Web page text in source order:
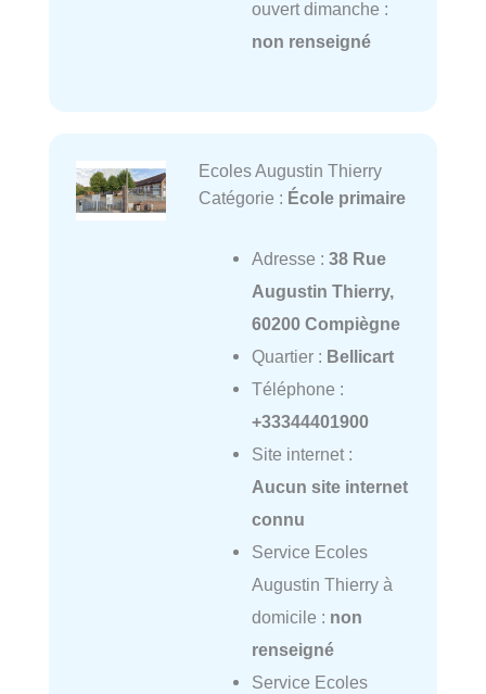
ouvert dimanche :
non renseigné
Ecoles Augustin Thierry
Catégorie : École primaire
Adresse : 38 Rue
Augustin Thierry,
60200 Compiègne
Quartier : Bellicart
Téléphone :
+33344401900
Site internet :
Aucun site internet
connu
Service Ecoles
Augustin Thierry à
domicile : non
renseigné
Service Ecoles